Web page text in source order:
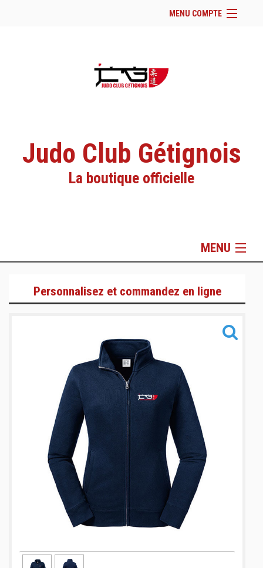
MENU COMPTE
Facebook
Se connecter
Judo Club Gétignois
La boutique officielle
MENU
Textiles
Informations
Personnalisez et commandez en ligne